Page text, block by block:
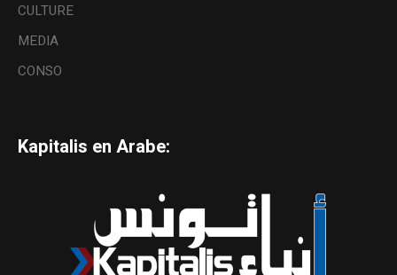
CULTURE
MEDIA
CONSO
Kapitalis en Arabe: